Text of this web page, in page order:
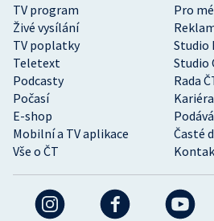
TV program
Pro
Živé vysílání
TV poplatky
Studio
Teletext
Studio
Podcasty
Rada
Počasí
Kariéra
E-shop
Mobilní a TV aplikace
Časté
Vše o ČT